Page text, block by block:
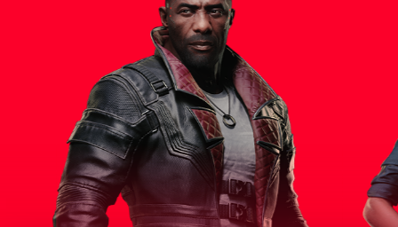
Solomon Reed é um experiente agente daOutrora